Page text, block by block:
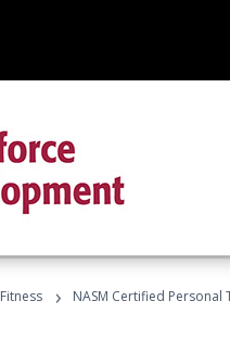
Fitness › NASM Certified Personal